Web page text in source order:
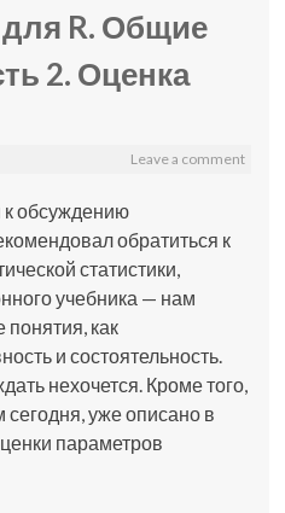
для R. Общие
2. Оценка
Leave a comment
обсуждению
обратиться к
статистики,
учебника — нам
понятия, как
и состоятельность.
нехочется. Кроме того,
уже описано в
параметров